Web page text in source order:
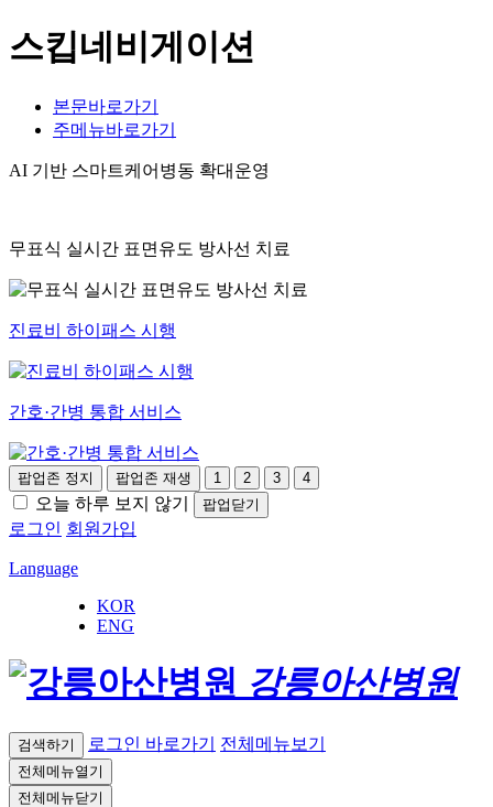
스킵네비게이션
본문바로가기
주메뉴바로가기
AI 기반 스마트케어병동 확대운영
무표식 실시간 표면유도 방사선 치료
진료비 하이패스 시행
간호·간병 통합 서비스
팝업존 정지 팝업존 재생 1 2 3 4
오늘 하루 보지 않기 팝업닫기
로그인 회원가입
Language
KOR
ENG
강릉아산병원
검색하기 로그인 바로가기 전체메뉴보기
전체메뉴열기
전체메뉴닫기